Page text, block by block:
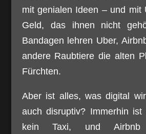
mit genialen Ideen – und mit
Geld, das ihnen nicht
Bandagen lehren Uber,
andere Raubtiere die alten
Fürchten.
Aber ist alles, was digital
auch disruptiv? Immerhin ist
kein Taxi, und